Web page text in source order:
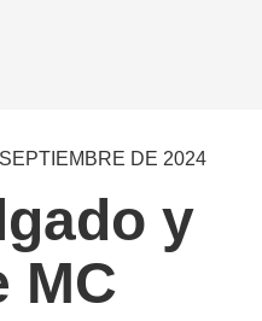
DE 2024
y
MC